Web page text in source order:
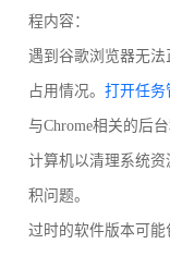
程内容：
遇到谷歌浏览器无
占用情况。 打开任务
与Chrome相关的后
计算机以清理系统
积问题。
过时的软件版本可